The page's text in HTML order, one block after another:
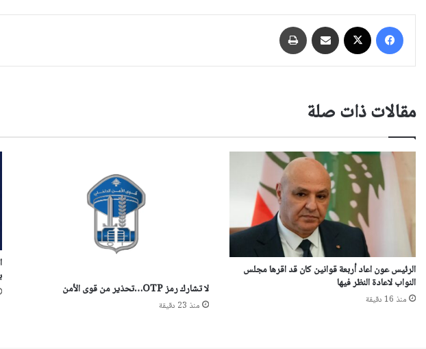
فيسبوك مشاركة عبر البريد
مقالات ذات صلة
الرئيس عون اعاد أربعة قوانين كان قد اقرها مجلس
النواب لاعادة النظر فيها
منذ 16 دقيقة
لا تشارك رمز OTP…تحذير من قوى الأمن
منذ 23 دقيقة